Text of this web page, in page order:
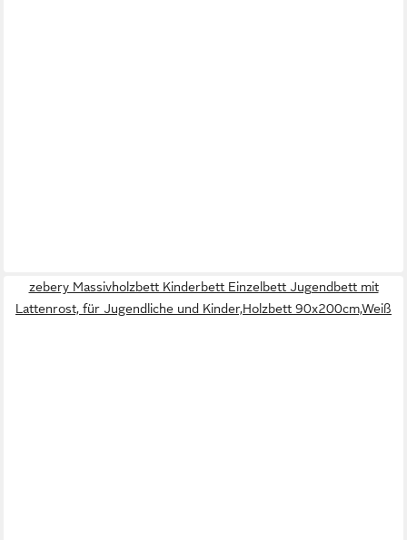
zebery Massivholzbett Kinderbett Einzelbett Jugendbett mit
Lattenrost, für Jugendliche und Kinder,Holzbett 90x200cm,Weiß